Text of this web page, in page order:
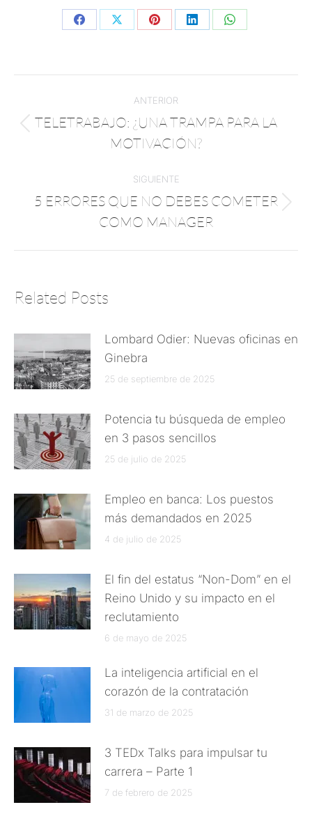
ANTERIOR
TELETRABAJO: ¿UNA TRAMPA PARA LA
MOTIVACIÓN?
SIGUIENTE
5 ERRORES QUE NO DEBES COMETER
COMO MANAGER
Related Posts
Lombard Odier: Nuevas oficinas en
Ginebra
25 de septiembre de 2025
Potencia tu búsqueda de empleo
en 3 pasos sencillos
25 de julio de 2025
Empleo en banca: Los puestos
más demandados en 2025
4 de julio de 2025
El fin del estatus “Non-Dom” en el
Reino Unido y su impacto en el
reclutamiento
6 de mayo de 2025
La inteligencia artificial en el
corazón de la contratación
31 de marzo de 2025
3 TEDx Talks para impulsar tu
carrera – Parte 1
7 de febrero de 2025